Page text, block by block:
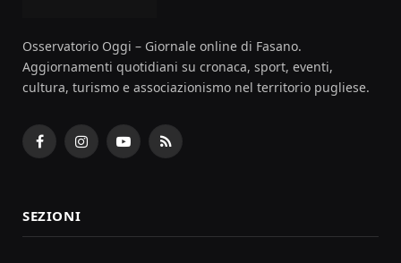
Osservatorio Oggi – Giornale online di Fasano.
Aggiornamenti quotidiani su cronaca, sport, eventi,
cultura, turismo e associazionismo nel territorio pugliese.
FacebookInstagramYouTubeRSS
SEZIONI